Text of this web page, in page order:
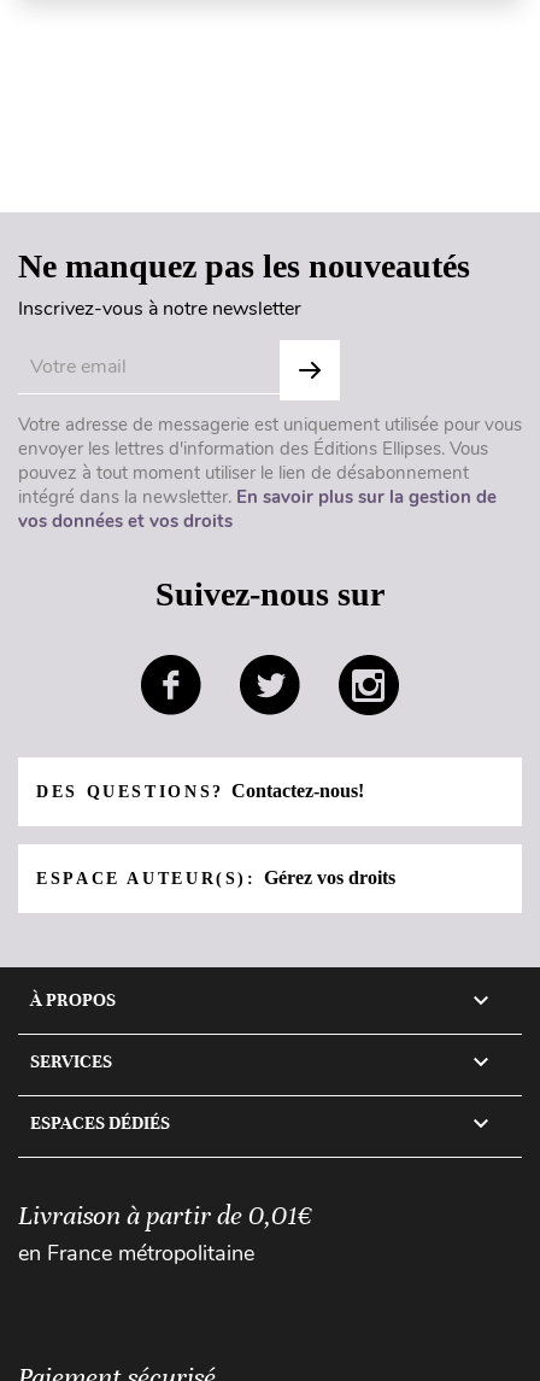
Ne manquez pas les nouveautés
Inscrivez-vous à notre newsletter
Votre adresse de messagerie est uniquement utilisée pour vous
envoyer les lettres d'information des Éditions Ellipses. Vous
pouvez à tout moment utiliser le lien de désabonnement
intégré dans la newsletter. En savoir plus sur la gestion de
vos données et vos droits
Suivez-nous sur
DES QUESTIONS?Contactez-nous!
ESPACE AUTEUR(S):Gérez vos droits
À PROPOS 
SERVICES 
ESPACES DÉDIÉS 
Livraison à partir de 0,01€
en France métropolitaine